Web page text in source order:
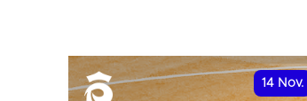
14 Nov.